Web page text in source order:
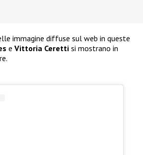
immagine diffuse sul web in queste
e Vittoria Ceretti si mostrano in